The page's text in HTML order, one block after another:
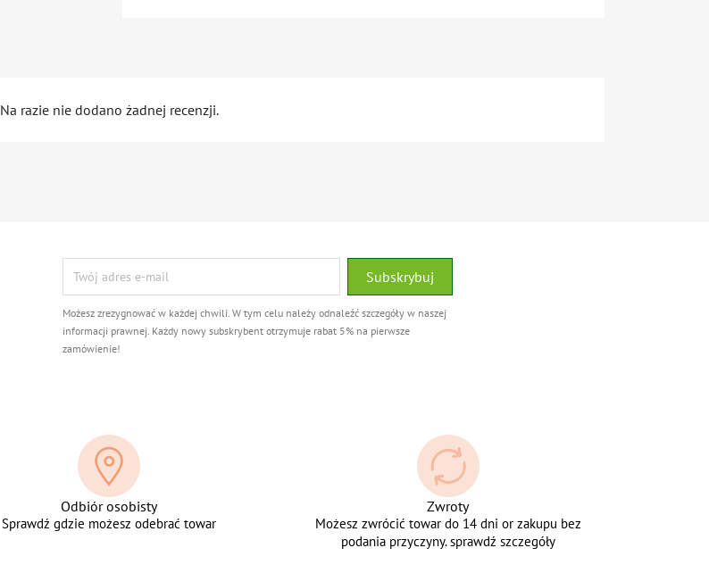
Na razie nie dodano żadnej recenzji.
Możesz zrezygnować w każdej chwili. W tym celu należy odnaleźć szczegóły w naszej
informacji prawnej. Każdy nowy subskrybent otrzymuje rabat 5% na pierwsze
zamówienie!
Odbiór osobisty
Sprawdź gdzie możesz odebrać towar
Zwroty
Możesz zwrócić towar do 14 dni or zakupu bez
podania przyczyny. sprawdź szczegóły